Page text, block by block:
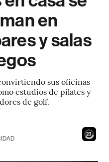
en
y salas
sus oficinas
estudios de pilates y
de golf.
21